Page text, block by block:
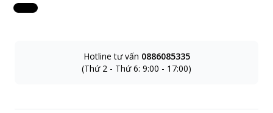
Kích thước nhẫn
Hotline tư vấn 0886085335
(Thứ 2 - Thứ 6: 9:00 - 17:00)